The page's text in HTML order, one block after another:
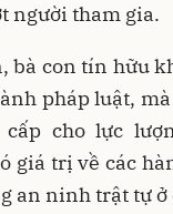
người tham gia.
bà con tín hữu
pháp luật,
cho lực
giá trị về các
an ninh trật tự ở